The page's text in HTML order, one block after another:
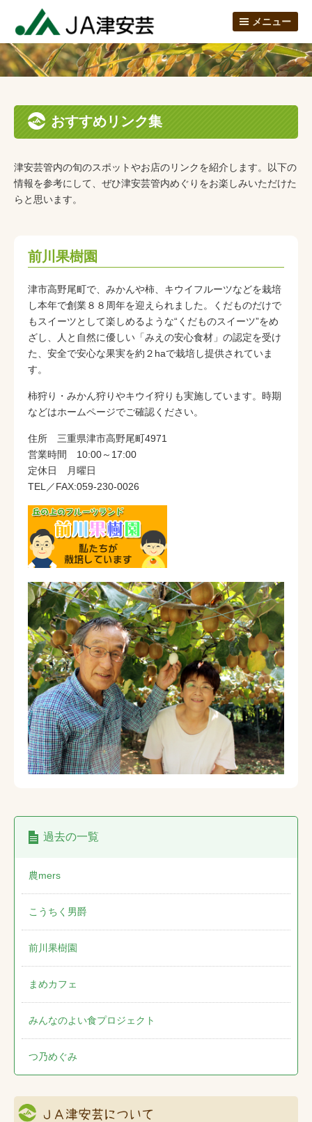
メニュー
おすすめリンク集
津安芸管内の旬のスポットやお店のリンクを紹介します。以下の
情報を参考にして、ぜひ津安芸管内めぐりをお楽しみいただけた
らと思います。
前川果樹園
津市高野尾町で、みかんや柿、キウイフルーツなどを栽培
し本年で創業８８周年を迎えられました。くだものだけで
もスイーツとして楽しめるような“くだものスイーツ”をめ
ざし、人と自然に優しい「みえの安心食材」の認定を受け
た、安全で安心な果実を約２haで栽培し提供されていま
す。
柿狩り・みかん狩りやキウイ狩りも実施しています。時期
などはホームページでご確認ください。
住所 三重県津市高野尾町4971
営業時間 10:00～17:00
定休日 月曜日
TEL／FAX:059-230-0026
過去の一覧
農mers
こうちく男爵
前川果樹園
まめカフェ
みんなのよい食プロジェクト
つ乃めぐみ